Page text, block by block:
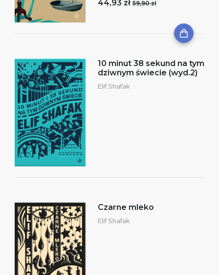
44,93 zł 59,90 zł
10 minut 38 sekund na tym
dziwnym świecie (wyd.2)
Elif Shafak
Czarne mleko
Elif Shafak